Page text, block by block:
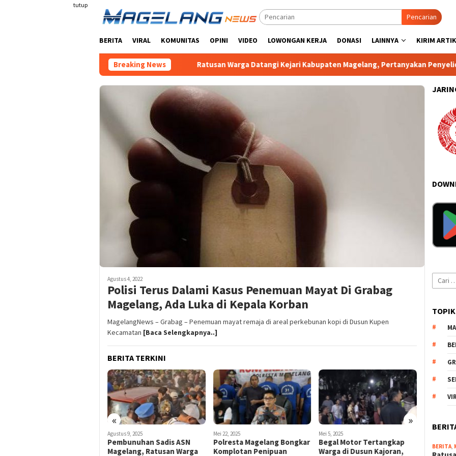
tutup
Pencarian
BERITA VIRAL KOMUNITAS OPINI VIDEO LOWONGAN KERJA DONASI LAINNYA KIRIM
Breaking News
Ratusan Warga Datangi Kejari Kabupaten Magelang, Pertanyakan Penyelidikan Dugaan
Agustus 4, 2022
Polisi Terus Dalami Kasus Penemuan Mayat Di Grabag
Magelang, Ada Luka di Kepala Korban
MagelangNews – Grabag – Penemuan mayat remaja di areal perkebunan kopi di Dusun Kupen
Kecamatan [Baca Selengkapnya..]
BERITA TERKINI
« »
Agustus 9, 2025
Pembunuhan Sadis ASN
Magelang, Ratusan Warga
Mei 22, 2025
Polresta Magelang Bongkar
Komplotan Penipuan
Mei 5, 2025
Begal Motor Tertangkap
Warga di Dusun Kajoran,
Kasus
Cari
untuk:
BERITA,